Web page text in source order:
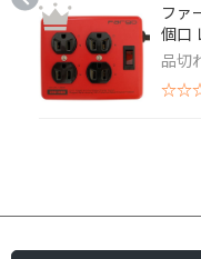
ファ
個口
品切